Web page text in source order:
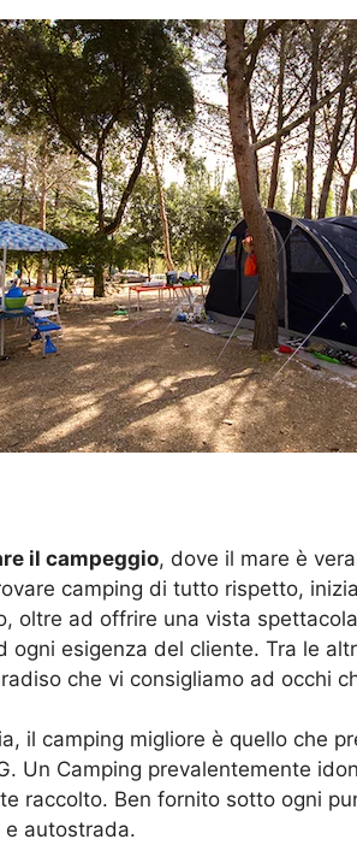
il campeggio, dove il mare è
camping di tutto rispetto,
oltre ad offrire una vista
esigenza del cliente. Tra le
che vi consigliamo ad occhi
il camping migliore è quello che
Un Camping prevalentemente
raccolto. Ben fornito sotto ogni
autostrada.